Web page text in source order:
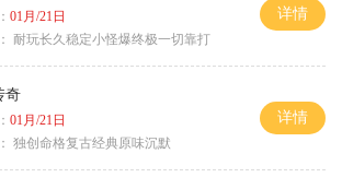
01月/21日
耐玩长久稳定小怪爆终极一切靠打
详情
奇
01月/21日
独创命格复古经典原味沉默
详情